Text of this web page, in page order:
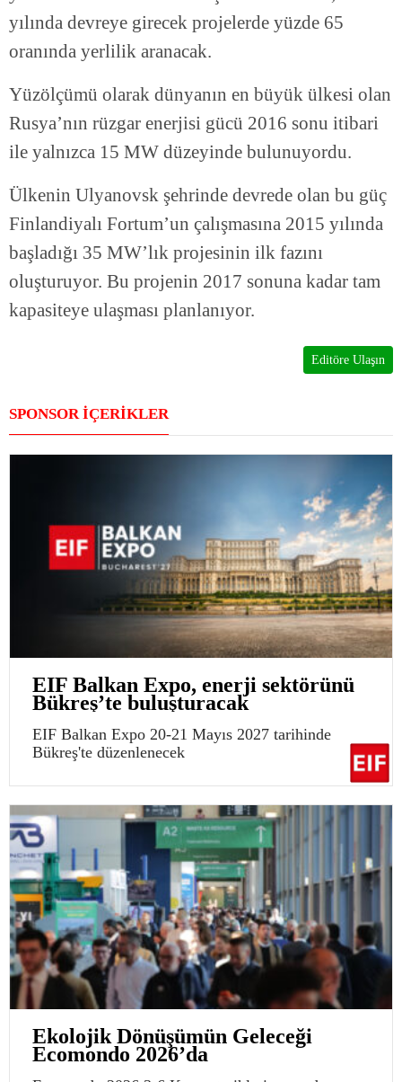
yılında devreye girecek projelerde yüzde 65
oranında yerlilik aranacak.
Yüzölçümü olarak dünyanın en büyük ülkesi olan
Rusya’nın rüzgar enerjisi gücü 2016 sonu itibari
ile yalnızca 15 MW düzeyinde bulunuyordu.
Ülkenin Ulyanovsk şehrinde devrede olan bu güç
Finlandiyalı Fortum’un çalışmasına 2015 yılında
başladığı 35 MW’lık projesinin ilk fazını
oluşturuyor. Bu projenin 2017 sonuna kadar tam
kapasiteye ulaşması planlanıyor.
Editöre Ulaşın
SPONSOR İÇERİKLER
EIF Balkan Expo, enerji sektörünü
Bükreş’te buluşturacak
EIF Balkan Expo 20-21 Mayıs 2027 tarihinde
Bükreş'te düzenlenecek
Ekolojik Dönüşümün Geleceği
Ecomondo 2026’da